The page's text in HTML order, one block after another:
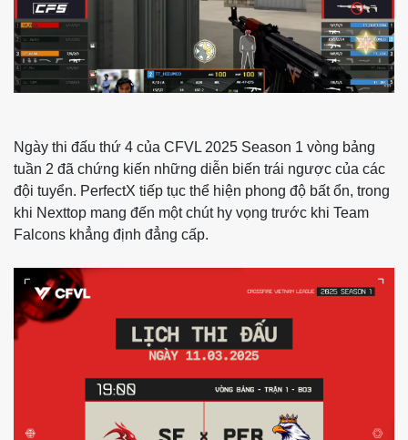
Ngày thi đấu thứ 4 của CFVL 2025 Season 1 vòng bảng
tuần 2 đã chứng kiến những diễn biến trái ngược của các
đội tuyển. PerfectX tiếp tục thể hiện phong độ bất ổn, trong
khi Nexttop mang đến một chút hy vọng trước khi Team
Falcons khẳng định đẳng cấp.